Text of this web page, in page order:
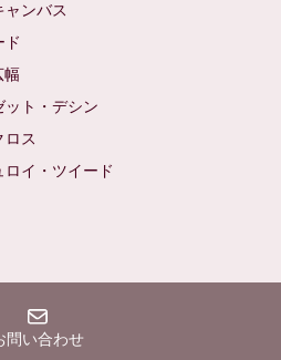
ャンバス
ド
幅
ット・デシン
ロス
ロイ・ツイード
問い合わせ